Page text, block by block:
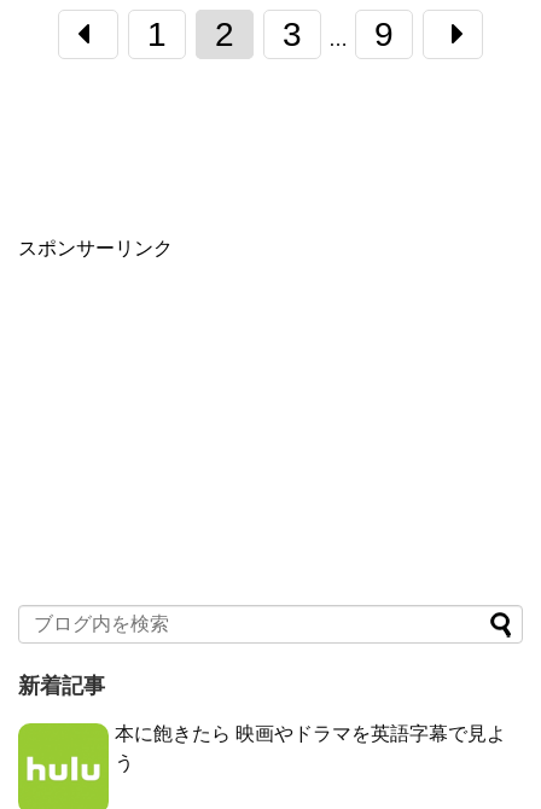
1 2 3 … 9
スポンサーリンク
新着記事
本に飽きたら 映画やドラマを英語字幕で見よ
う